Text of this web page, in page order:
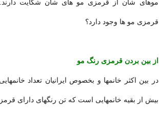
موهای شان از قرمزی مو های شان شکایت
قرمزی مو ها وجود دارد؟
از بین بردن قرمزی رنگ مو
در بین اکثر خانمها و بخصوص ایرانیان تعداد
بیش از بقیه خانمهایی است که تن رنگهای دارای